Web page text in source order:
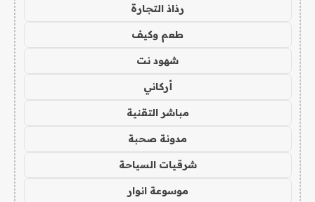
رذاذ التجارة
طعم وكيف
شهود نت
أركاني
مباشر التقنية
مدونة صحبة
شرقيات السياحة
موسوعة انوار